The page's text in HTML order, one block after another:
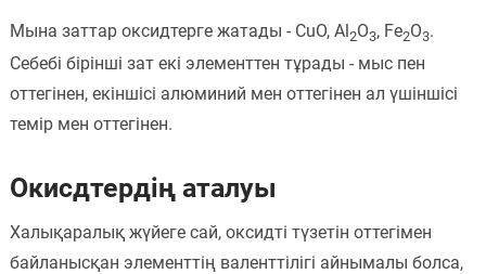
Мына заттар оксидтерге жатады - CuO, Al2O3, Fe2O3.
Себебі бірінші зат екі элементтен тұрады - мыс пен
оттегінен, екіншісі алюминий мен оттегінен ал үшіншісі
темір мен оттегінен.
Окисдтердің аталуы
Халықаралық жүйеге сай, оксидті түзетін оттегімен
байланысқан элементтің валенттілігі айнымалы болса,